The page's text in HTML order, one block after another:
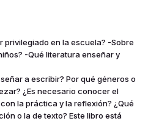
privilegiado en la escuela? -Sobre
-Qué literatura enseñar y
a escribir? Por qué géneros o
¿Es necesario conocer el
la práctica y la reflexión? ¿Qué
o la de texto? Este libro está